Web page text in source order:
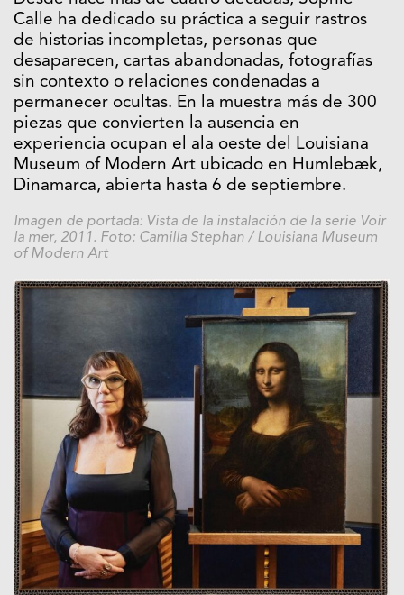
Calle ha dedicado su práctica a seguir rastros
de historias incompletas, personas que
desaparecen, cartas abandonadas, fotografías
sin contexto o relaciones condenadas a
permanecer ocultas. En la muestra más de 300
piezas que convierten la ausencia en
experiencia ocupan el ala oeste del Louisiana
Museum of Modern Art ubicado en Humlebæk,
Dinamarca, abierta hasta 6 de septiembre.
Imagen de portada: Vista de la instalación de la serie Voir
la mer, 2011. Foto: Camilla Stephan / Louisiana Museum
of Modern Art